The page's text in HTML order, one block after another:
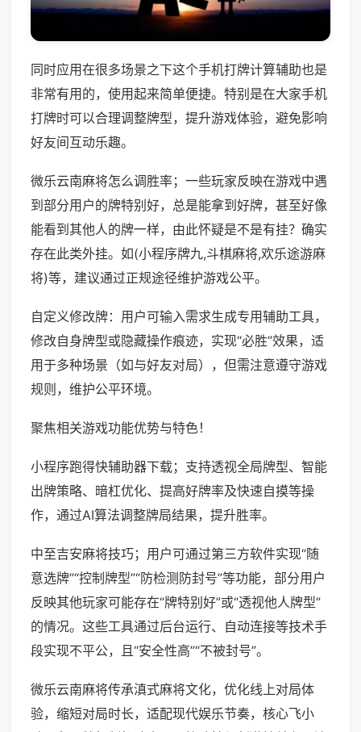
同时应用在很多场景之下这个手机打牌计算辅助也是
非常有用的，使用起来简单便捷。特别是在大家手机
打牌时可以合理调整牌型，提升游戏体验，避免影响
好友间互动乐趣。
微乐云南麻将怎么调胜率；一些玩家反映在游戏中遇
到部分用户的牌特别好，总是能拿到好牌，甚至好像
能看到其他人的牌一样，由此怀疑是不是有挂？确实
存在此类外挂。如(小程序牌九,斗棋麻将,欢乐途游麻
将)等，建议通过正规途径维护游戏公平。
自定义修改牌：用户可输入需求生成专用辅助工具，
修改自身牌型或隐藏操作痕迹，实现“必胜”效果，适
用于多种场景（如与好友对局），但需注意遵守游戏
规则，维护公平环境。
聚焦相关游戏功能优势与特色！
小程序跑得快辅助器下载；支持透视全局牌型、智能
出牌策略、暗杠优化、提高好牌率及快速自摸等操
作，通过AI算法调整牌局结果，提升胜率。
中至吉安麻将技巧；用户可通过第三方软件实现“随
意选牌”“控制牌型”“防检测防封号”等功能，部分用户
反映其他玩家可能存在“牌特别好”或“透视他人牌型”
的情况。这些工具通过后台运行、自动连接等技术手
段实现不平公，且“安全性高”“不被封号”。
微乐云南麻将传承滇式麻将文化，优化线上对局体
验，缩短对局时长，适配现代娱乐节奏，核心飞小